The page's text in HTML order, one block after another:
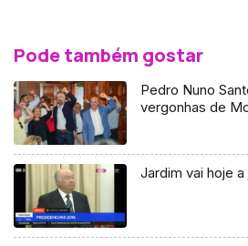
Pode também gostar
Pedro Nuno
vergonhas de
Jardim vai hoje